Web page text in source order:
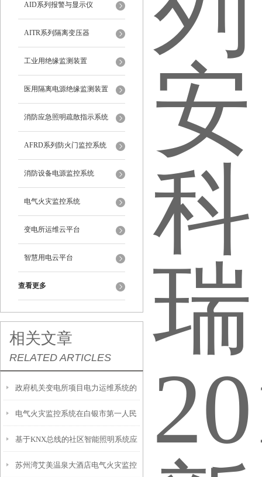
AID系列报警与显示仪
AITR系列隔离变压器
工业用绝缘监测装置
医用隔离电源绝缘监测装置
消防应急照明疏散指示系统
AFRD系列防火门监控系统
消防设备电源监控系统
电气火灾监控系统
变电所运维云平台
智慧用电云平台
查看更多
相关文章
RELATED ARTICLES
政府机关变电所项目电力运维系统的
可行性分析报告
电气火灾监控系统在白银市第一人民
医院门诊综合楼的应用
基于KNX总线的社区智能照明系统应
用
苏州湾艾美温泉大酒店电气火灾监控